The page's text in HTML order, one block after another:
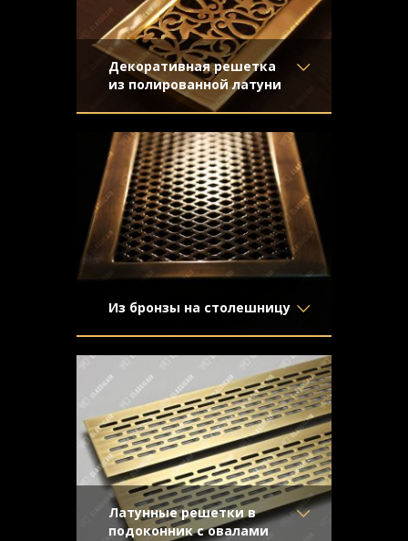
Декоративная решетка
из полированной латуни
Материал- Латунь
Отделка- Полированная
латунь
Узор-
Конструкция- С накладной
рамкой
отверстие для прохода тёплого воздуха
от радиатора в пространство над
подоконником
Из бронзы на столешницу
Материал- Латунь
Отделка- Старение с
эффектом затёртости
Узор
- Крестоцвет
Конструкция- С накладной
рамкой
Латунные решетки в
подоконник с овалами